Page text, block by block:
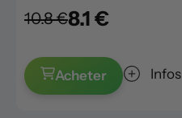
10.8 €8.1 €
Acheter Infos